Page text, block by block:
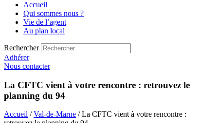
Accueil
Qui sommes nous ?
Vie de l’agent
Au plan local
Rechercher
Adhérer
Nous contacter
La CFTC vient à votre rencontre : retrouvez le
planning du 94
Accueil /Val-de-Marne / La CFTC vient à votre rencontre :